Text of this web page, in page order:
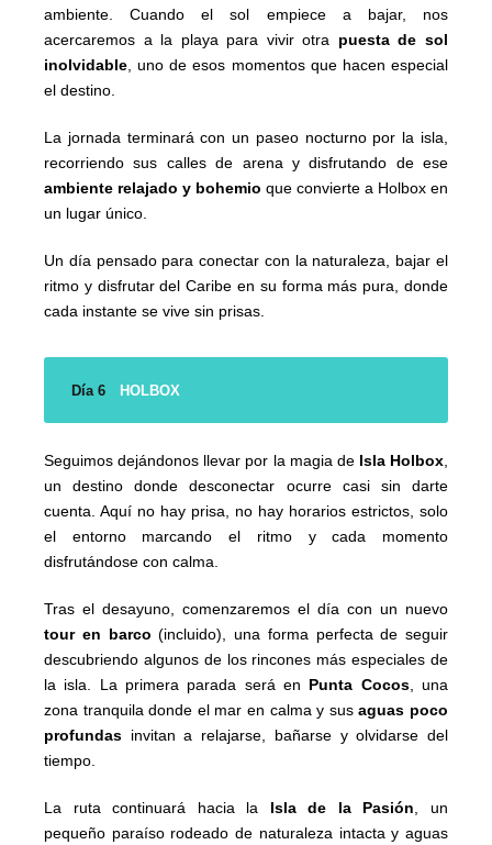
ambiente. Cuando el sol empiece a bajar, nos
acercaremos a la playa para vivir otra puesta de sol
inolvidable , uno de esos momentos que hacen especial
el destino.
La jornada terminará con un paseo nocturno por la isla,
recorriendo sus calles de arena y disfrutando de ese
ambiente relajado y bohemio que convierte a Holbox en
un lugar único.
Un día pensado para conectar con la naturaleza, bajar el
ritmo y disfrutar del Caribe en su forma más pura, donde
cada instante se vive sin prisas.
Día 6 HOLBOX
Seguimos dejándonos llevar por la magia de Isla Holbox
un destino donde desconectar ocurre casi sin darte
cuenta. Aquí no hay prisa, no hay horarios estrictos, solo
el entorno marcando el ritmo y cada momento
disfrutándose con calma.
Tras el desayuno, comenzaremos el día con un nuevo
tour en barco (incluido), una forma perfecta de seguir
descubriendo algunos de los rincones más especiales de
la isla. La primera parada será en Punta Cocos, una
zona tranquila donde el mar en calma y susaguas poco
profundas invitan a relajarse, bañarse y olvidarse del
tiempo.
La ruta continuará hacia la Isla de la Pasión , un
pequeño paraíso rodeado de naturaleza intacta y aguas